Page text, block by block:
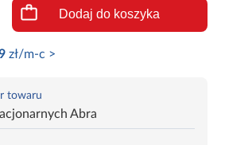
Dodaj do koszyka
zł/m-c >
towaru
Abra